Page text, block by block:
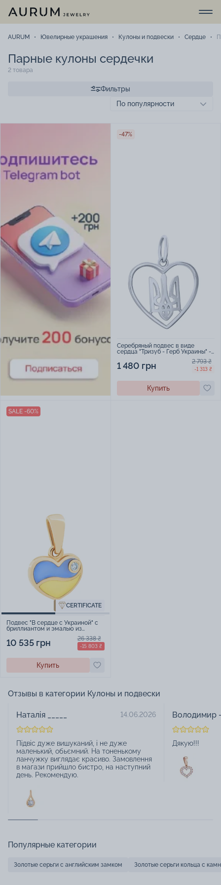
AURUM Ювелирные украшения Кулоны и подвески Сердце
Парные кулоны сердечки
2 товара
Фильтры
-47%
Серебряный подвес в виде
сердца "Тризуб - Герб Украины" -
1 480 грн 2 793 ₴
-1 313 ₴
Купить
SALE -60%
CERTIFICATE
Подвес "В сердце с Украиной" с
бриллиантом и эмалью из
10 535 грн 26 338 ₴
-15 803 ₴
Купить
Отзывы в категории Кулоны и подвески
Наталія _____ 14.06.2026
Підвіс дуже вишуканий, і не дуже
маленький, обьємний. На тоненькому
ланчужку виглядає красиво. Замовлення
в магази прийшло бистро, на наступний
день. Рекомендую.
Володимир
Дякую!!!
Популярные категории
Золотые серьги с английским замком Золотые серьги кольца с